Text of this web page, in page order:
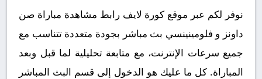
نوفر لكم عبر موقع كورة لايف رابط مشاهدة مباراة صن
داونز و فلومينينسي بث مباشر بجودة متعددة تتناسب مع
جميع سرعات الإنترنت، مع متابعة تحليلية لما قبل وبعد
المباراة. كل ما عليك هو الدخول إلى قسم البث المباشر